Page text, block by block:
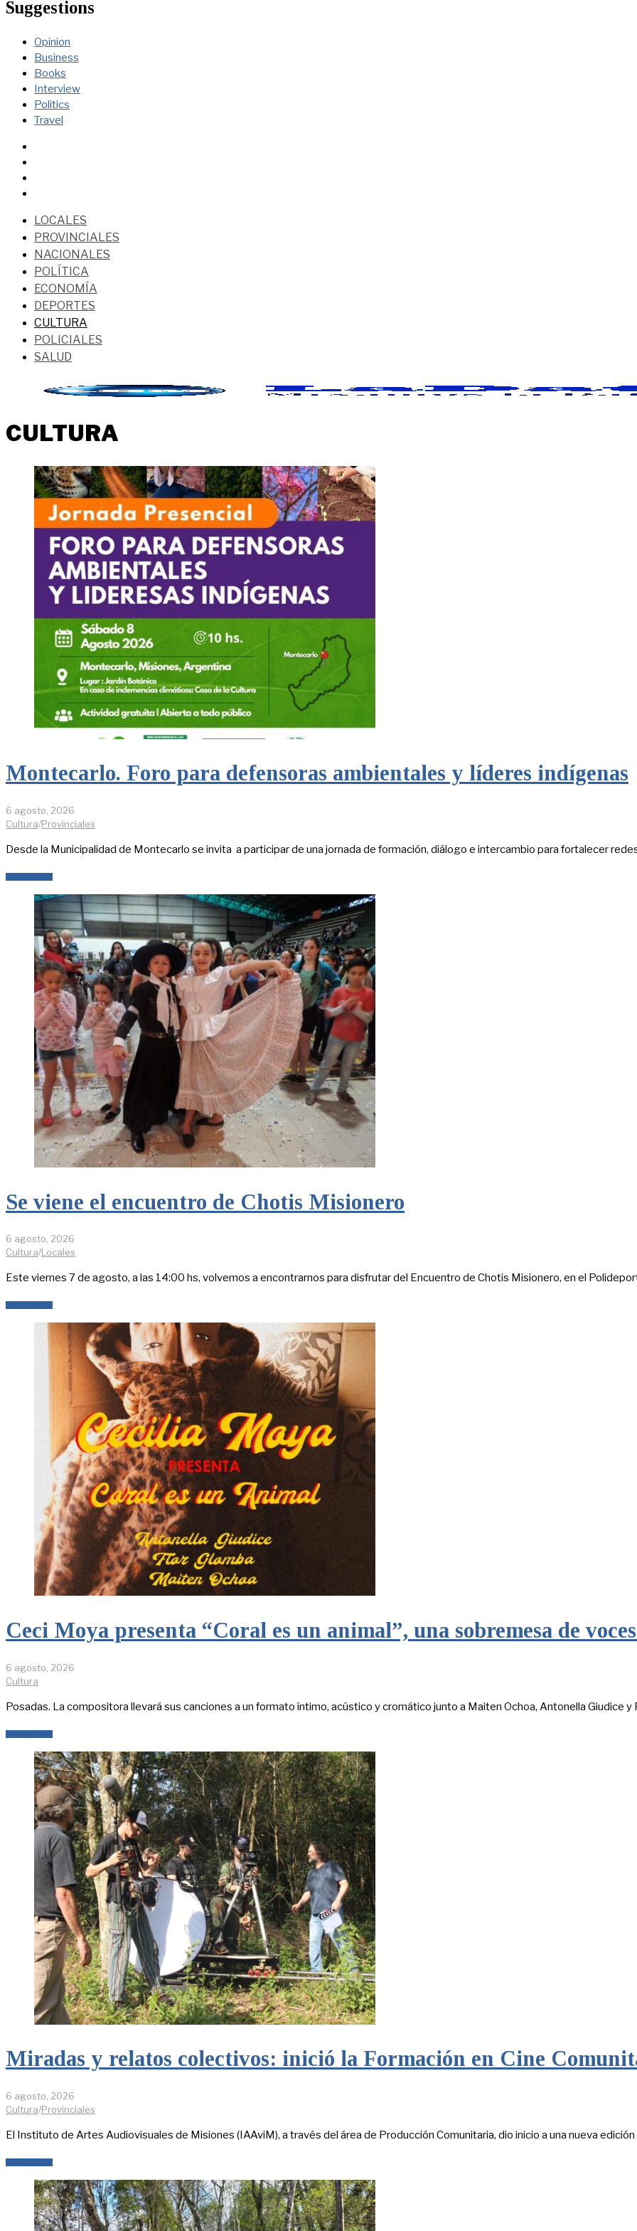
Suggestions
Opinion
Business
Books
Interview
Politics
Travel
LOCALES
PROVINCIALES
NACIONALES
POLÍTICA
ECONOMÍA
DEPORTES
CULTURA
POLICIALES
SALUD
CULTURA
Montecarlo. Foro para defensoras ambientales y líderes indígenas
6 agosto, 2026
Cultura/Provinciales
Desde la Municipalidad de Montecarlo se invita a participar de una jornada de formación, diálogo e intercambio para fortalecer
Se viene el encuentro de Chotis Misionero
6 agosto, 2026
Cultura/Locales
Este viernes 7 de agosto, a las 14:00 hs, volvemos a encontrarnos para disfrutar del Encuentro de Chotis Misionero, en el
Ceci Moya presenta “Coral es un animal”, una sobremesa de
6 agosto, 2026
Cultura
Posadas. La compositora llevará sus canciones a un formato íntimo, acústico y cromático junto a Maiten Ochoa, Antonella Giudice y
Miradas y relatos colectivos: inició la Formación en Cine
6 agosto, 2026
Cultura/Provinciales
El Instituto de Artes Audiovisuales de Misiones (IAAviM), a través del área de Producción Comunitaria, dio inicio a una nueva